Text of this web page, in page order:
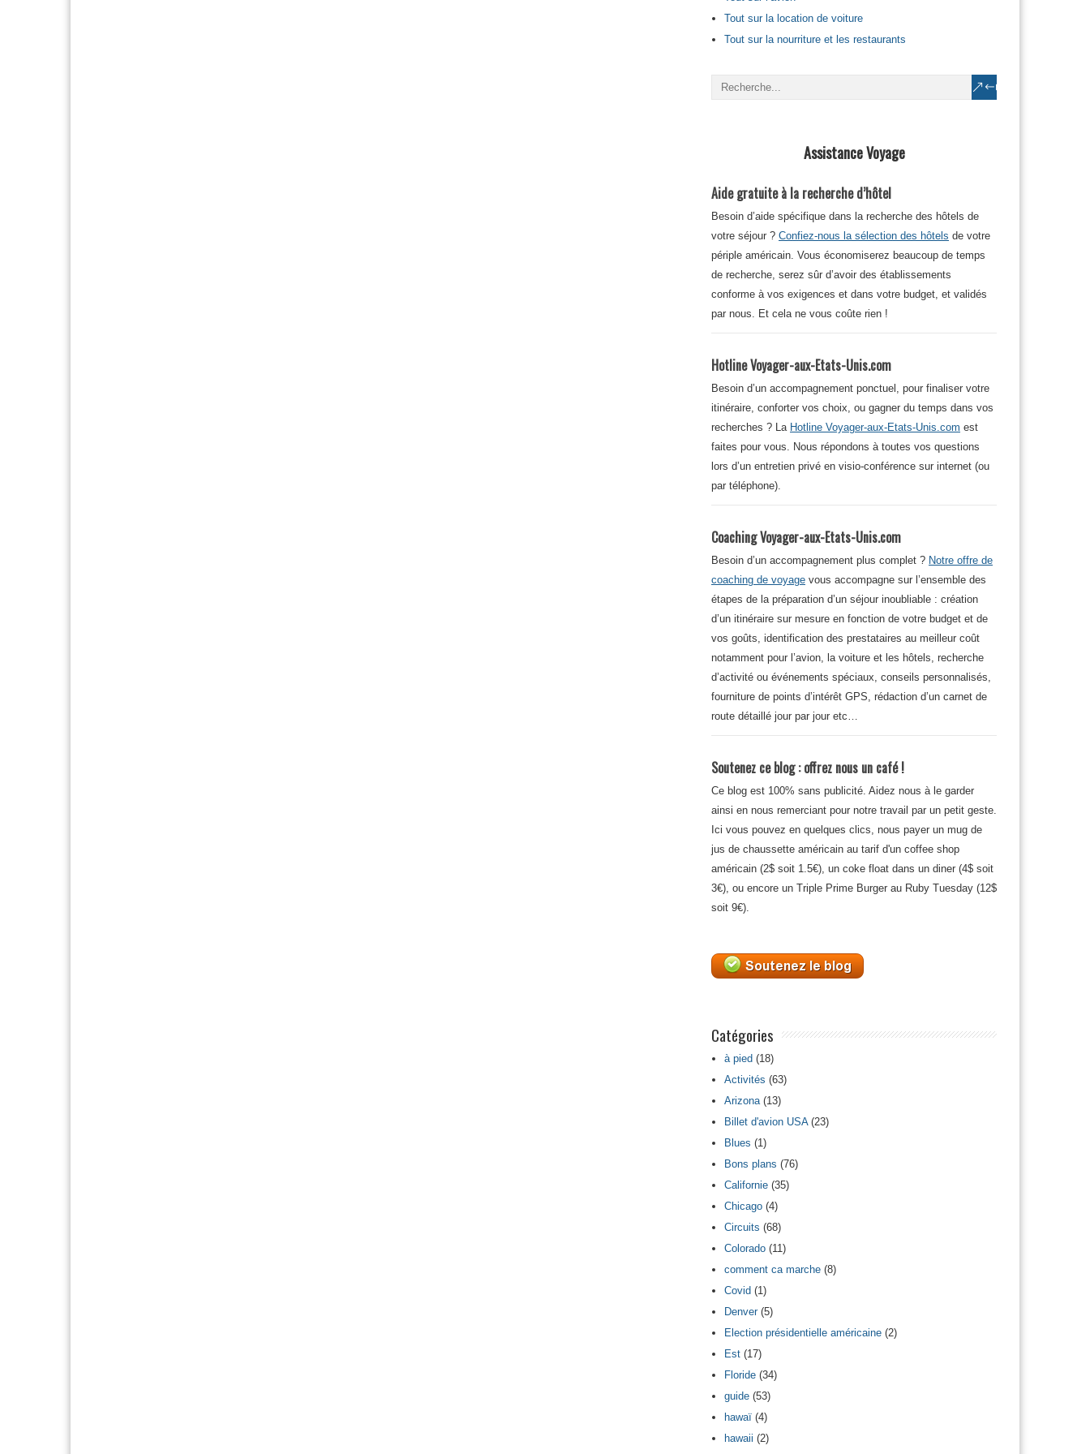
Tout sur la location de voiture
Tout sur la nourriture et les restaurants
Assistance Voyage
Aide gratuite à la recherche d’hôtel
Besoin d’aide spécifique dans la recherche des hôtels de
votre séjour ? Confiez-nous la sélection des hôtels de votre
périple américain. Vous économiserez beaucoup de temps
de recherche, serez sûr d’avoir des établissements
conforme à vos exigences et dans votre budget, et validés
par nous. Et cela ne vous coûte rien !
Hotline Voyager-aux-Etats-Unis.com
Besoin d’un accompagnement ponctuel, pour finaliser votre
itinéraire, conforter vos choix, ou gagner du temps dans vos
recherches ? La Hotline Voyager-aux-Etats-Unis.com est
faites pour vous. Nous répondons à toutes vos questions
lors d’un entretien privé en visio-conférence sur internet (ou
par téléphone).
Coaching Voyager-aux-Etats-Unis.com
Besoin d’un accompagnement plus complet ? Notre offre de
coaching de voyage vous accompagne sur l’ensemble des
étapes de la préparation d’un séjour inoubliable : création
d’un itinéraire sur mesure en fonction de votre budget et de
vos goûts, identification des prestataires au meilleur coût
notamment pour l’avion, la voiture et les hôtels, recherche
d’activité ou événements spéciaux, conseils personnalisés,
fourniture de points d’intérêt GPS, rédaction d’un carnet de
route détaillé jour par jour etc…
Soutenez ce blog : offrez nous un café !
Ce blog est 100% sans publicité. Aidez nous à le garder
ainsi en nous remerciant pour notre travail par un petit geste.
Ici vous pouvez en quelques clics, nous payer un mug de
jus de chaussette américain au tarif d'un coffee shop
américain (2$ soit 1.5€), un coke float dans un diner (4$ soit
3€), ou encore un Triple Prime Burger au Ruby Tuesday (12$
soit 9€).
Catégories
à pied (18)
Activités (63)
Arizona(13)
Billet d'avion USA(23)
Blues (1)
Bons plans (76)
Californie (35)
Chicago (4)
Circuits (68)
Colorado (11)
comment ca marche (8)
Covid (1)
Denver(5)
Election présidentielle américaine (2)
Est (17)
Floride (34)
guide (53)
hawaï (4)
hawaii (2)